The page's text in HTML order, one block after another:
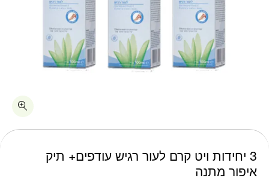
3 יחידות ויט קרם לעור רגיש עודפים+ תיק
איפור מתנה
כמות 3 יחידות ויט קרם לעור רגיש עודפים+ תיק איפור מתנה